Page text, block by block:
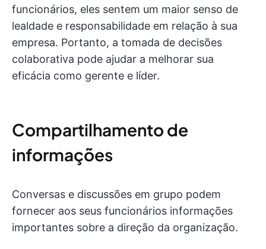
funcionários, eles sentem um maior senso de
lealdade e responsabilidade em relação à sua
empresa. Portanto, a tomada de decisões
colaborativa pode ajudar a melhorar sua
eficácia como gerente e líder.
Compartilhamento de
informações
Conversas e discussões em grupo podem
fornecer aos seus funcionários informações
importantes sobre a direção da organização.